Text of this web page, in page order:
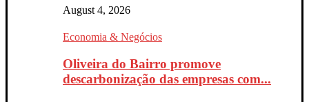
August 4, 2026
Economia & Negócios
Oliveira do Bairro promove
descarbonização das empresas com...